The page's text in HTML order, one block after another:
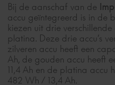
Bij de aanschaf van de
accu geïntegreerd is in de
kiezen uit drie verschillende
platina. Deze drie accu’s
zilveren accu heeft een
Ah, de gouden accu heeft
11,4 Ah en de platina accu
482 Wh / 13,4 Ah.